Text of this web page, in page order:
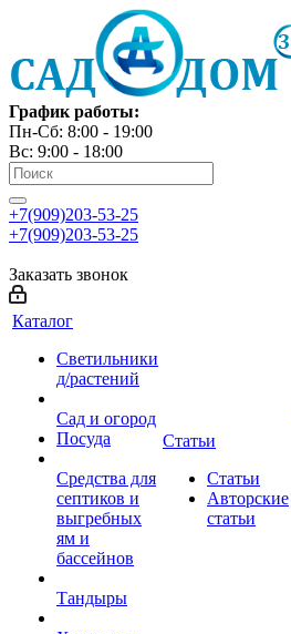
График работы:
Пн-Сб: 8:00 - 19:00
Вс: 9:00 - 18:00
+7(909)203-53-25
+7(909)203-53-25
Заказать звонок
Каталог
Светильники
д/растений
Сад и огород
Посуда
Средства для
септиков и
выгребных
ям и
бассейнов
Тандыры
Статьи
Статьи
Авторские
статьи